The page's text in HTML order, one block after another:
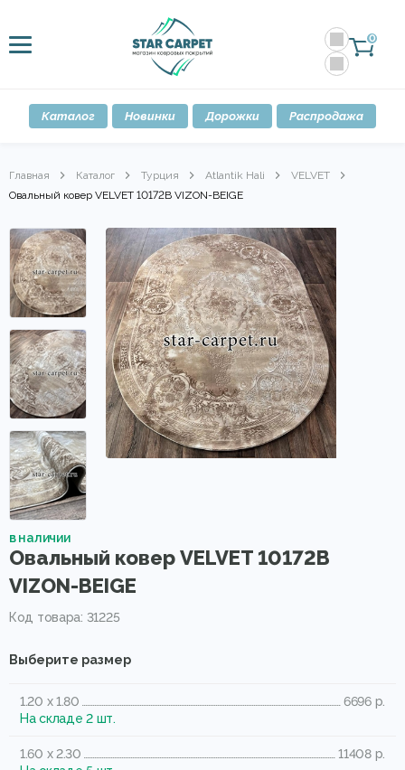
0
Каталог Новинки Дорожки Распродажа
Главная Каталог Турция Atlantik Hali
VELVET
Овальный ковер VELVET 10172B VIZON-BEIGE
в наличии
Овальный ковер VELVET 10172B
VIZON-BEIGE
Код товара: 31225
Выберите размер
1.20 x 1.80
6696 р.
На складе 2 шт.
1.60 x 2.30
11408 р.